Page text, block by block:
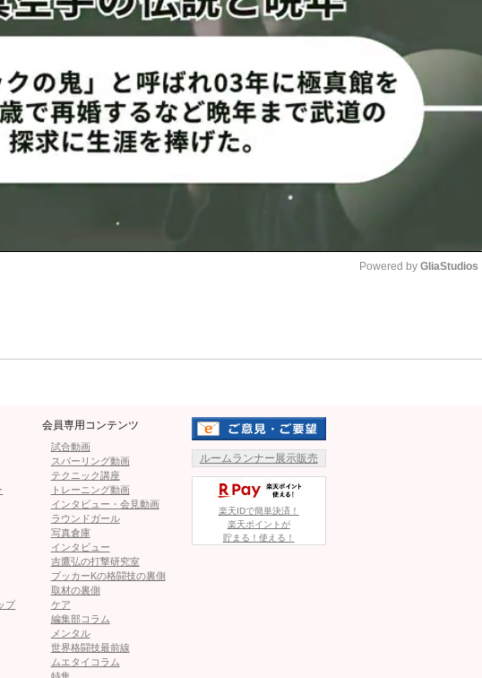
上腕が弓のようにしなる！＠
ufceurope
を迎えたばかりのアモリム。27日に自身
を楽しむ姿を公開したが、身に纏っている
Tバックのブラジリアンビキニ。普通の水
ラインを美しく見せる効果があるものだ
。その鍛えたボディは「美しすぎる」「最
ランキング
位。連勝を重ね、年内トップランカー入りできるか、注
ー
えたハイレグビキニ！…ありえない腕十字の瞬間も
るの…」“めちゃカワ”柔術女子が一本勝ちも「ゾッとした」危険すぎる腕
ハイキック6秒殺KO！引退直後の元王者がまさかの対戦要求か＝ONE
ラマー姪、11秒KO勝利！一方的に殴り倒し「偉大な遺伝子だ！」
Powered by GliaStudios
プ
会員専用コンテンツ
試合動画
スパーリング動画
テクニック講座
トレーニング動画
インタビュー・会見動画
ラウンドガール
写真倉庫
インタビュー
吉鷹弘の打撃研究室
ブッカーKの格闘技の裏側
取材の裏側
ケア
編集部コラム
メンタル
世界格闘技最前線
ムエタイコラム
ルームランナー展示販売
楽天IDで簡単決済！
楽天ポイントが
貯まる！使える！